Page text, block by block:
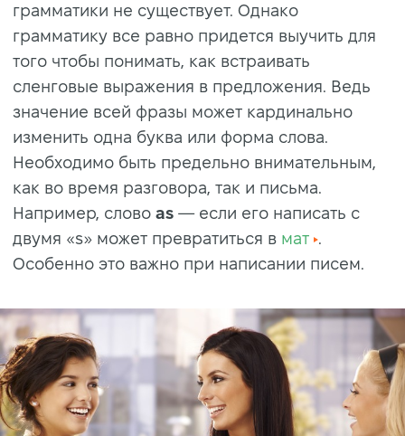
грамматики не существует. Однако
грамматику все равно придется выучить для
того чтобы понимать, как встраивать
сленговые выражения в предложения. Ведь
значение всей фразы может кардинально
изменить одна буква или форма слова.
Необходимо быть предельно внимательным,
как во время разговора, так и письма.
Например, слово as — если его написать с
двумя «s» может превратиться в мат .
Особенно это важно при написании писем.